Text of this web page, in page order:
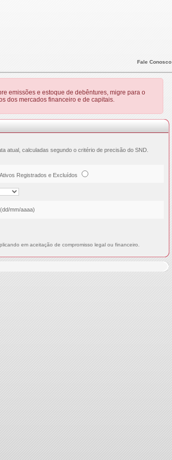
Fale Conosco
emissões e estoque de debêntures, migre para o
dos mercados financeiro e de capitais.
atual, calculadas segundo o critério de precisão do SND.
Ativos Registrados e Excluídos
(dd/mm/aaaa)
em aceitação de compromisso legal ou financeiro.